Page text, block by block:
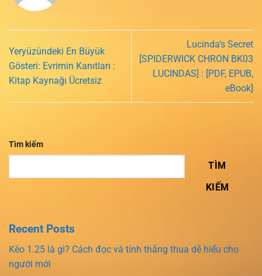
Yeryüzündeki En Büyük
Gösteri: Evrimin Kanıtları :
Kitap Kaynağı Ücretsiz
Lucinda’s Secret
[SPIDERWICK CHRON BK03
LUCINDAS] : [PDF, EPUB,
eBook]
Tìm kiếm
TÌM
KIẾM
Recent Posts
Kèo 1.25 là gì? Cách đọc và tính thắng thua dễ hiểu cho
người mới